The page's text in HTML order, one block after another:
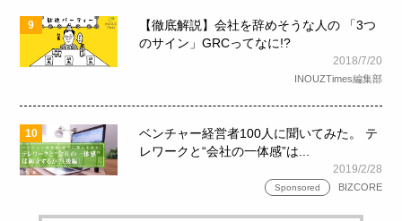
9
【徹底解説】会社を辞めそうな人の 「3つ
のサイン」GRCってなに!?
2018/7/20
INOUZTimes編集部
10
ベンチャー経営者100人に聞いてみた。 テ
レワークと“会社の一体感”は...
2019/2/28
Sponsored BIZCORE